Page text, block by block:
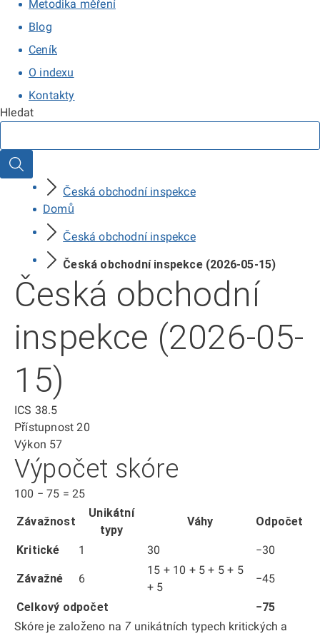
Metodika měření
Blog
Ceník
O indexu
Kontakty
Hledat
Hledat
Česká obchodní inspekce
Domů
Česká obchodní inspekce
Česká obchodní inspekce (2026-05-15)
Česká obchodní
inspekce (2026-05-
15)
ICS 38.5
Přístupnost 20
Výkon 57
Výpočet skóre
100 − 75 = 25
Závažnost
Unikátní
typy
Váhy Odpočet
Kritické 1 30 −30
Závažné 6
15 + 10 + 5 + 5 + 5
+ 5
−45
Celkový odpočet
−75
Skóre je založeno na 7unikátních typech kritických a